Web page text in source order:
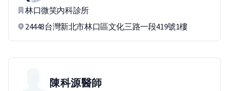
林口微笑內科診所
24448台灣新北市林口區文化三路一段419號1樓
陳科源醫師